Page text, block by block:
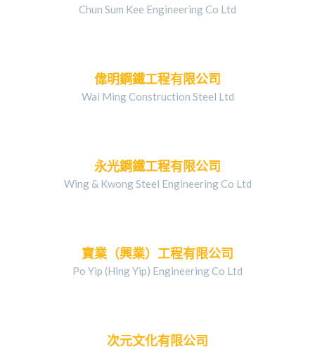
Chun Sum Kee Engineering Co Ltd
偉明鋼鐵工程有限公司
Wai Ming Construction Steel Ltd
永光鋼鐵工程有限公司
Wing & Kwong Steel Engineering Co Ltd
寶業（興業）工程有限公司
Po Yip (Hing Yip) Engineering Co Ltd
次元文化有限公司